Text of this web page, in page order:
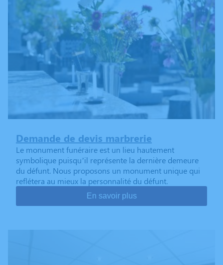
Demande de devis marbrerie
Le monument funéraire est un lieu hautement
symbolique puisqu’il représente la dernière demeure
du défunt. Nous proposons un monument unique qui
reflétera au mieux la personnalité du défunt.
En savoir plus